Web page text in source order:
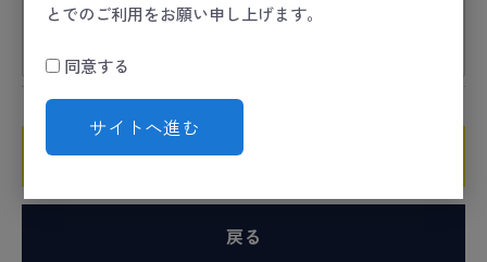
とでのご利用をお願い申し上げます。
同意する
サイトへ進む
確認ページへ
戻る